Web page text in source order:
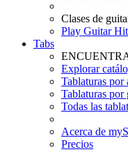
Clases de
Play Guitar
Tabs
Explorar
Tablaturas por
Tablaturas por
Todas las
Acerca de
Precios